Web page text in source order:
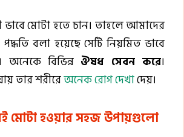
ভাবে মোটা হতে চান। তাহলে আমাদের
বলা হয়েছে সেটি নিয়মিত ভাবে
বিভিন্ন ঔষধ সেবন করে।
তার শরীরেঅনেক রোগ দেখাদেয়।
মোটা হওয়ার সহজ উপায়গুলো